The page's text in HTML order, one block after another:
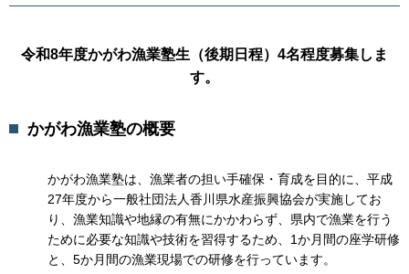
令和8年度かがわ漁業塾生（後期日程）4名程度募集しま
す。
かがわ漁業塾の概要
かがわ漁業塾は、漁業者の担い手確保・育成を目的に、平成
27年度から一般社団法人香川県水産振興協会が実施してお
り、漁業知識や地縁の有無にかかわらず、県内で漁業を行う
ために必要な知識や技術を習得するため、1か月間の座学研修
と、5か月間の漁業現場での研修を行っています。